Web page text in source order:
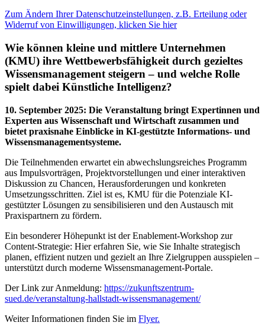
Zum Ändern Ihrer Datenschutzeinstellungen, z.B. Erteilung oder
Widerruf von Einwilligungen, klicken Sie hier
Wie können kleine und mittlere Unternehmen
(KMU) ihre Wettbewerbsfähigkeit durch gezieltes
Wissensmanagement steigern – und welche Rolle
spielt dabei Künstliche Intelligenz?
10. September 2025: Die Veranstaltung bringt Expertinnen und
Experten aus Wissenschaft und Wirtschaft zusammen und
bietet praxisnahe Einblicke in KI-gestützte Informations- und
Wissensmanagementsysteme.
Die Teilnehmenden erwartet ein abwechslungsreiches Programm
aus Impulsvorträgen, Projektvorstellungen und einer interaktiven
Diskussion zu Chancen, Herausforderungen und konkreten
Umsetzungsschritten. Ziel ist es, KMU für die Potenziale KI-
gestützter Lösungen zu sensibilisieren und den Austausch mit
Praxispartnern zu fördern.
Ein besonderer Höhepunkt ist der Enablement-Workshop zur
Content-Strategie: Hier erfahren Sie, wie Sie Inhalte strategisch
planen, effizient nutzen und gezielt an Ihre Zielgruppen ausspielen –
unterstützt durch moderne Wissensmanagement-Portale.
Der Link zur Anmeldung: https://zukunftszentrum-
sued.de/veranstaltung-hallstadt-wissensmanagement/
Weiter Informationen finden Sie im Flyer.